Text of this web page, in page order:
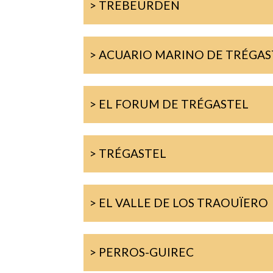
> TREBEURDEN
> ACUARIO MARINO DE
> EL FORUM DE TRÉGASTEL
> TRÉGASTEL
> EL VALLE DE LOS TRAOUÏERO
> PERROS-GUIREC